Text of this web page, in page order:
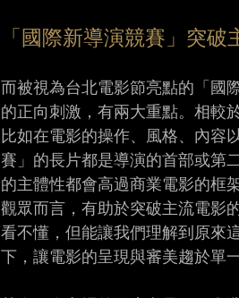
「國際新導演競賽」突破
而被視為台北電影節亮點的「國
的正向刺激，有兩大重點。相較
比如在電影的操作、風格、內容
賽」的長片都是導演的首部或第
的主體性都會高過商業電影的框
觀眾而言，有助於突破主流電影
看不懂，但能讓我們理解到原來
下，讓電影的呈現與審美趨於單一